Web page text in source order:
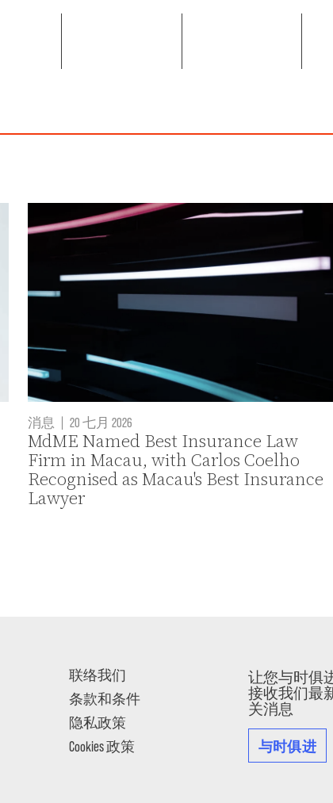
消息 | 20 七月 2026
MdME Named Best Insurance Law
Firm in Macau, with Carlos Coelho
Recognised as Macau's Best Insurance
Lawyer
联络我们
条款和条件
隐私政策
Cookies 政策
让您与时俱
接收我们最
关消息
与时俱进